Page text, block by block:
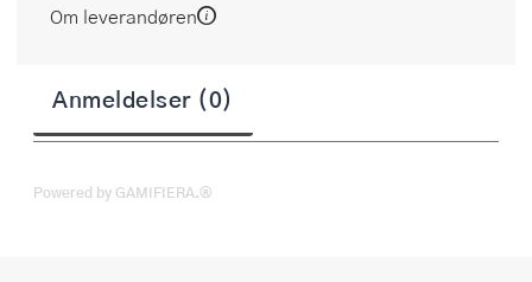
Om leverandøren
Anmeldelser (0)
Powered by GAMIFIERA.®